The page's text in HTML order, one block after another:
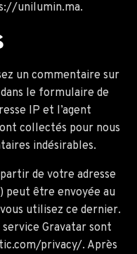
unilumin.ma.
un commentaire sur
le formulaire de
IP et l’agent
collectés pour nous
indésirables.
de votre adresse
peut être envoyée au
utilisez ce dernier.
Gravatar sont
privacy/. Après